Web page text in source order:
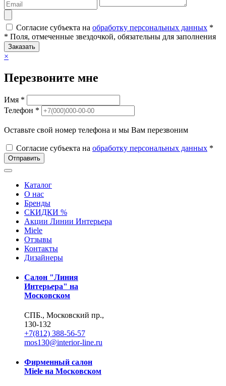
Согласие субъекта на обработку персональных данных *
* Поля, отмеченные звездочкой, обязательны для заполнения
Заказать
×
Перезвоните мне
Имя *
Телефон *
Оставьте свой номер телефона и мы Вам перезвоним
Согласие субъекта на обработку персональных данных *
Отправить
Каталог
О нас
Бренды
СКИДКИ %
Акции Линии Интерьера
Miele
Отзывы
Контакты
Дизайнеры
Салон "Линия
Интерьера" на
Московском
СПБ., Московский пр.,
130-132
+7(812) 388-56-57
mos130@interior-line.ru
Фирменный салон
Miele на Московском